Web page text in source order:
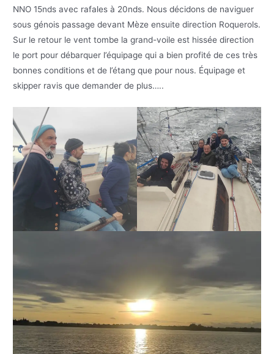
NNO 15nds avec rafales à 20nds. Nous décidons de naviguer
sous génois passage devant Mèze ensuite direction Roquerols.
Sur le retour le vent tombe la grand-voile est hissée direction
le port pour débarquer l’équipage qui a bien profité de ces très
bonnes conditions et de l’étang que pour nous. Équipage et
skipper ravis que demander de plus…..